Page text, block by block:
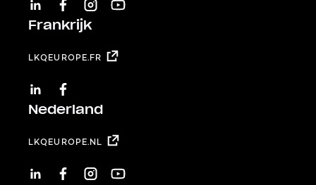
Frankrijk
LKQEUROPE.FR
LINKEDINFACEBOOK
Nederland
LKQEUROPE.NL
LINKEDINFACEBOOKINSTAGRAM
YOUTUBE